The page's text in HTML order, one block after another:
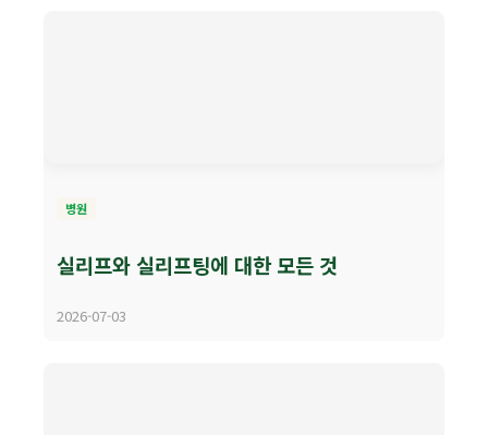
병원
실리프와 실리프팅에 대한 모든 것
2026-07-03